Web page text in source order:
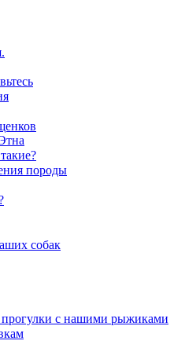
породы
собак
прогулки с нашими рыжиками